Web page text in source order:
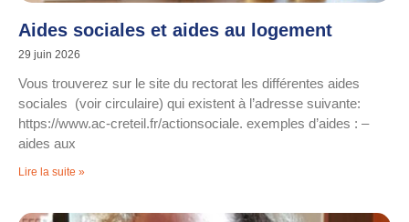
Aides sociales et aides au logement
29 juin 2026
Vous trouverez sur le site du rectorat les différentes aides
sociales (voir circulaire) qui existent à l’adresse suivante:
https://www.ac-creteil.fr/actionsociale. exemples d’aides : –
aides aux
Lire la suite »